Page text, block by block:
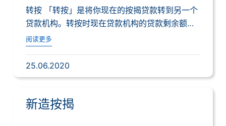
转按 「转按」是将你现在的按揭贷款转到另一个
贷款机构。转按时现在贷款机构的贷款剩余额，
和剩...
阅读更多
25.06.2020
新造按揭